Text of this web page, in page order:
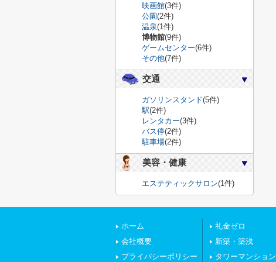
映画館(3件)
公園(2件)
温泉(1件)
博物館(9件)
ゲームセンター(6件)
その他(7件)
交通
ガソリンスタンド(5件)
駅(2件)
レンタカー(3件)
バス停(2件)
駐車場(2件)
美容・健康
エステティックサロン(1件)
ホーム
会社概要
プライバシーポリシー
礼金ゼロ
新築・築浅
タワーマンション